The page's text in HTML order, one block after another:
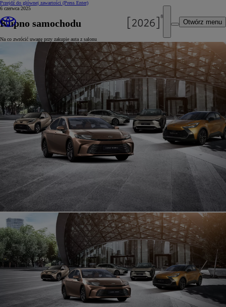
Przejdź do głównej zawartości (Press Enter)
Otwórz menu
6 czerwca 2025
Kupno samochodu
Na co zwrócić uwagę przy zakupie auta z salonu